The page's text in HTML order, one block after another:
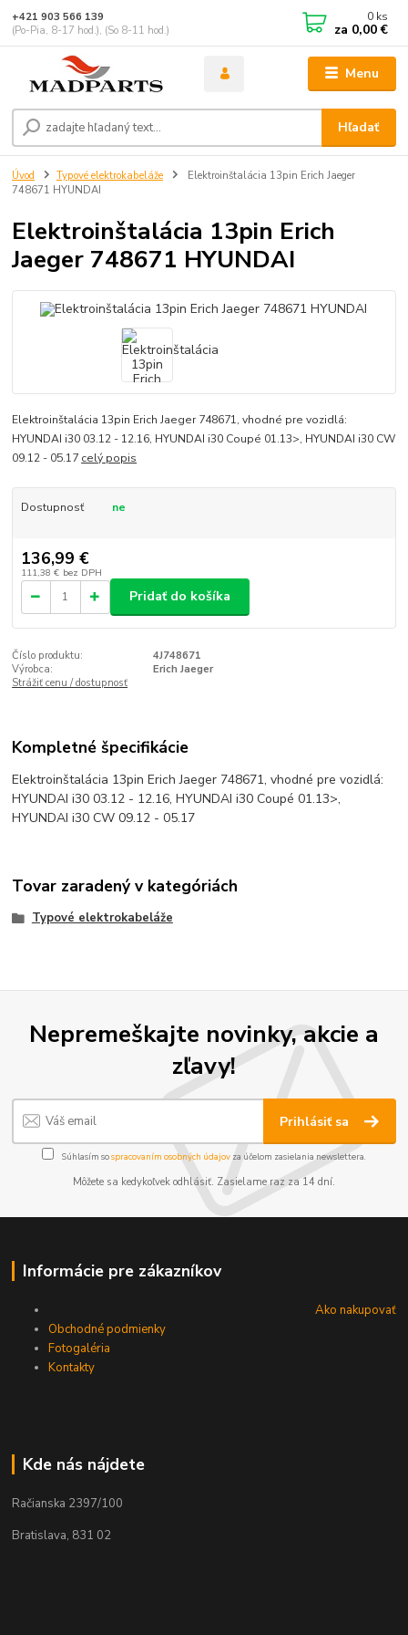
Menu
Hľadať
+421 903 566 139
(Po-Pia, 8-17 hod.), (So 8-11 hod.)
0 ks
za 0,00 €
Úvod Typové elektrokabeláže
Elektroinštalácia 13pin Erich Jaeger
748671 HYUNDAI
Elektroinštalácia 13pin Erich
Jaeger 748671 HYUNDAI
Elektroinštalácia 13pin Erich Jaeger 748671, vhodné pre vozidlá:
HYUNDAI i30 03.12 - 12.16, HYUNDAI i30 Coupé 01.13>, HYUNDAI i30 CW
09.12 - 05.17 celý popis
Dostupnosť ne
136,99 €
111,38 € bez DPH
Pridať do košíka
Číslo produktu:
4J748671
Výrobca:
Erich Jaeger
Strážiť cenu / dostupnosť
Kompletné špecifikácie
Elektroinštalácia 13pin Erich Jaeger 748671, vhodné pre vozidlá:
HYUNDAI i30 03.12 - 12.16, HYUNDAI i30 Coupé 01.13>,
HYUNDAI i30 CW 09.12 - 05.17
Tovar zaradený v kategóriách
Typové elektrokabeláže
Nepremeškajte novinky, akcie a
zľavy!
Prihlásiť sa
Súhlasím sospracovaním osobných údajov za účelom zasielania newslettera.
Môžete sa kedykoľvek odhlásiť. Zasielame raz za 14 dní.
Informácie pre zákazníkov
Ako nakupovať
Obchodné podmienky
Fotogaléria
Kontakty
Kde nás nájdete
Račianska 2397/100
Bratislava, 831 02